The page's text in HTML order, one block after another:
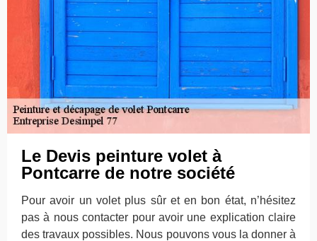
Le Devis peinture volet à
Pontcarre de notre société
Pour avoir un volet plus sûr et en bon état, n’hésitez
pas à nous contacter pour avoir une explication claire
des travaux possibles. Nous pouvons vous la donner à